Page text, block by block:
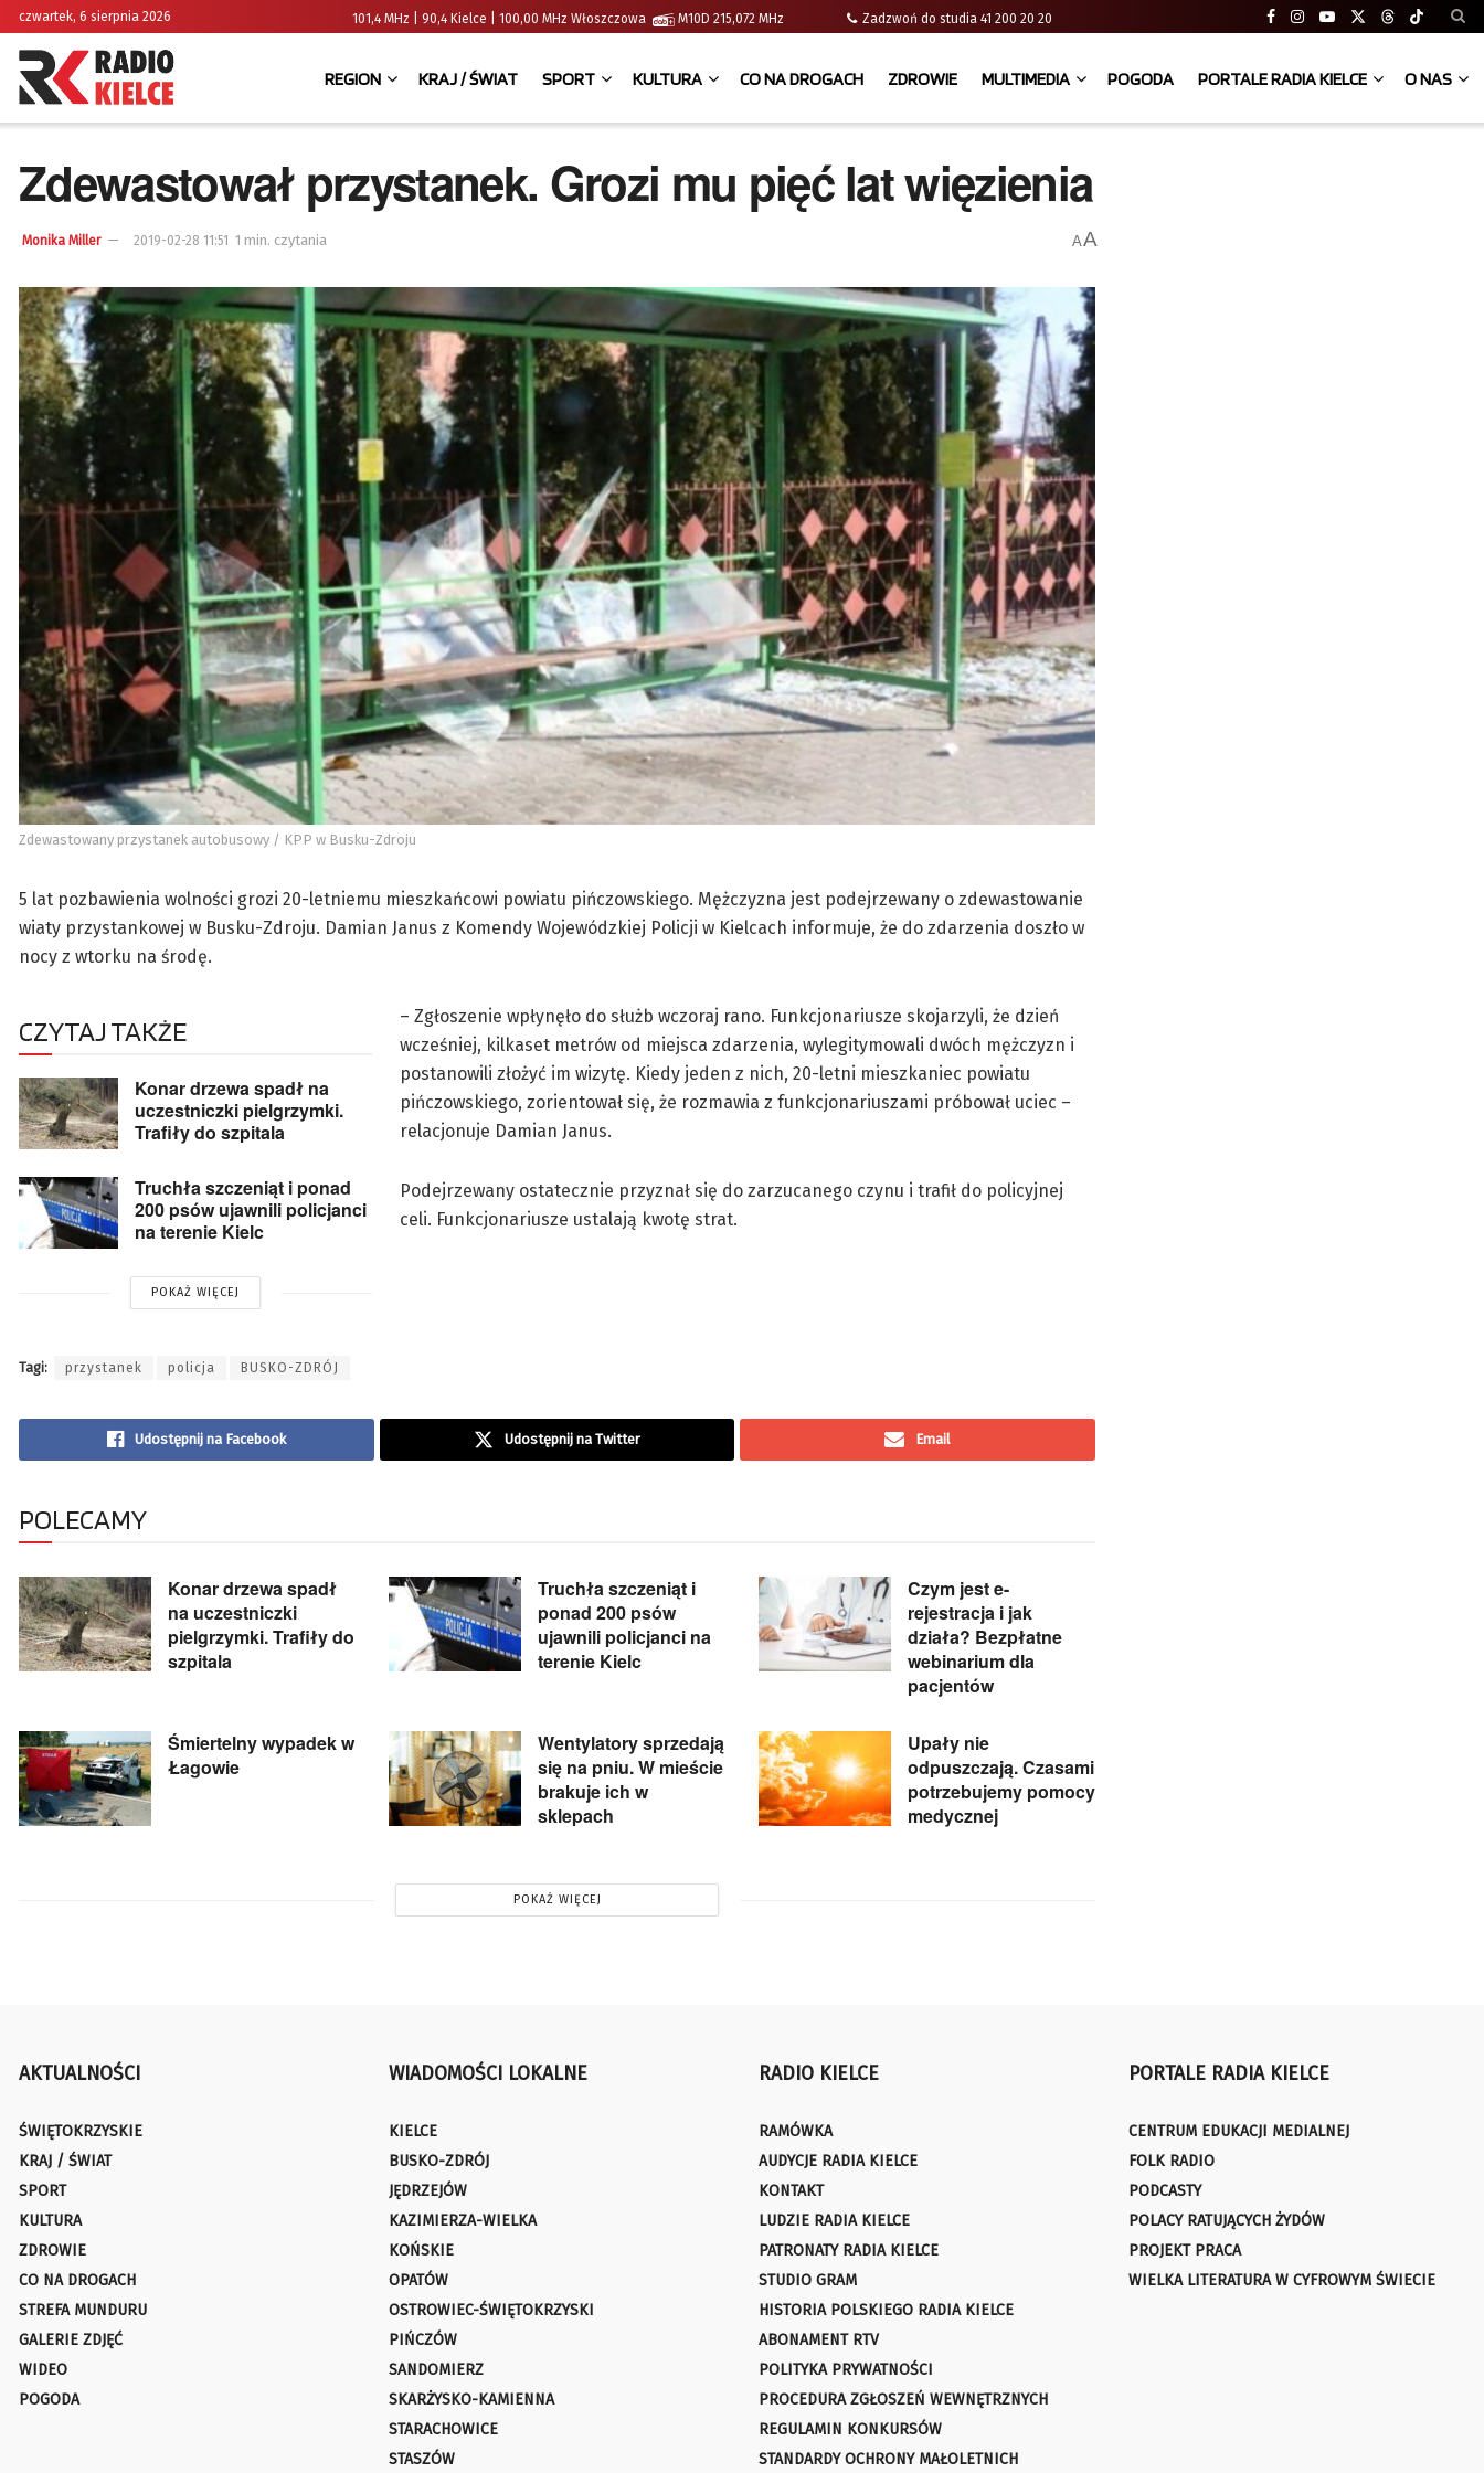
czwartek, 6 sierpnia 2026 101,4 MHz | 90,4 Kielce | 100,00 MHz Włoszczowa M10D 215,072 MHz Zadzwoń do studia 41 200 20 20
REGION KRAJ / ŚWIAT SPORT KULTURA CO NA DROGACH ZDROWIE MULTIMEDIA POGODA PORTALE RADIA KIELCE O NAS
Zdewastował przystanek. Grozi mu pięć lat więzienia
Monika Miller 2019-02-28 11:51 1 min. czytania AA
Zdewastowany przystanek autobusowy / KPP w Busku-Zdroju
5 lat pozbawienia wolności grozi 20-letniemu mieszkańcowi powiatu pińczowskiego. Mężczyzna jest podejrzewany o zdewastowanie
wiaty przystankowej w Busku-Zdroju. Damian Janus z Komendy Wojewódzkiej Policji w Kielcach informuje, że do zdarzenia doszło w
nocy z wtorku na środę.
CZYTAJ TAKŻE
Konar drzewa spadł na
uczestniczki pielgrzymki.
Trafiły do szpitala
Truchła szczeniąt i ponad
200 psów ujawnili policjanci
na terenie Kielc
POKAŻ WIĘCEJ
– Zgłoszenie wpłynęło do służb wczoraj rano. Funkcjonariusze skojarzyli, że dzień
wcześniej, kilkaset metrów od miejsca zdarzenia, wylegitymowali dwóch mężczyzn i
postanowili złożyć im wizytę. Kiedy jeden z nich, 20-letni mieszkaniec powiatu
pińczowskiego, zorientował się, że rozmawia z funkcjonariuszami próbował uciec –
relacjonuje Damian Janus.
Podejrzewany ostatecznie przyznał się do zarzucanego czynu i trafił do policyjnej
celi. Funkcjonariusze ustalają kwotę strat.
Tagi: przystanek policja BUSKO-ZDRÓJ
Udostępnij na Facebook Udostępnij na Twitter Email
POLECAMY
Konar drzewa spadł
na uczestniczki
pielgrzymki. Trafiły do
szpitala
Truchła szczeniąt i
ponad 200 psów
ujawnili policjanci na
terenie Kielc
Czym jest e-
rejestracja i jak
działa? Bezpłatne
webinarium dla
pacjentów
Śmiertelny wypadek w
Łagowie
Wentylatory sprzedają
się na pniu. W mieście
brakuje ich w
sklepach
Upały nie
odpuszczają. Czasami
potrzebujemy pomocy
medycznej
POKAŻ WIĘCEJ
AKTUALNOŚCI
ŚWIĘTOKRZYSKIE
KRAJ / ŚWIAT
SPORT
KULTURA
ZDROWIE
CO NA DROGACH
STREFA MUNDURU
GALERIE ZDJĘĆ
WIDEO
POGODA
WIADOMOŚCI LOKALNE
KIELCE
BUSKO-ZDRÓJ
JĘDRZEJÓW
KAZIMIERZA-WIELKA
KOŃSKIE
OPATÓW
OSTROWIEC-ŚWIĘTOKRZYSKI
PIŃCZÓW
SANDOMIERZ
SKARŻYSKO-KAMIENNA
STARACHOWICE
STASZÓW
RADIO KIELCE
RAMÓWKA
AUDYCJE RADIA KIELCE
KONTAKT
LUDZIE RADIA KIELCE
PATRONATY RADIA KIELCE
STUDIO GRAM
HISTORIA POLSKIEGO RADIA KIELCE
ABONAMENT RTV
POLITYKA PRYWATNOŚCI
PROCEDURA ZGŁOSZEŃ WEWNĘTRZNYCH
REGULAMIN KONKURSÓW
STANDARDY OCHRONY MAŁOLETNICH
PORTALE RADIA KIELCE
CENTRUM EDUKACJI MEDIALNEJ
FOLK RADIO
PODCASTY
POLACY RATUJĄCYCH ŻYDÓW
PROJEKT PRACA
WIELKA LITERATURA W CYFROWYM ŚWIECIE